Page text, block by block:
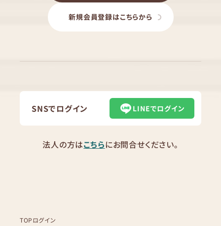
新規会員登録はこちらから
SNSでログイン LINEでログイン
法人の方はこちらにお問合せください。
TOPログイン